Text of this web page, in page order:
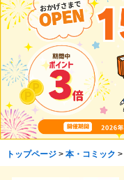
トップページ> 本・コミック >